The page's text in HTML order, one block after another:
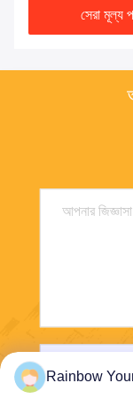
সেরা মূল্য
Rainbow